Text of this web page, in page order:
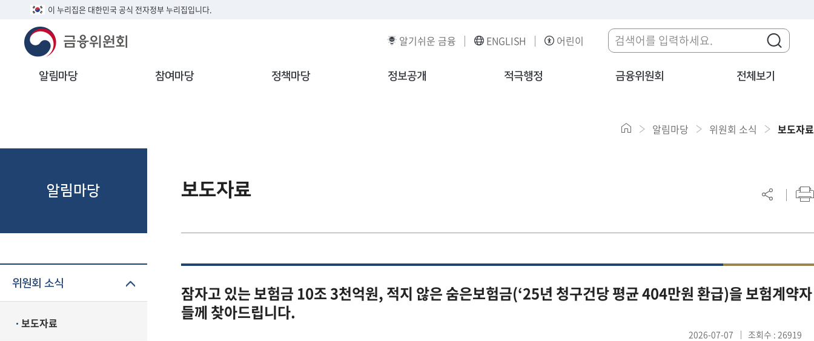
이 누리집은 대한민국 공식 전자정부 누리집입니다.
알기쉬운 금융 ENGLISH 어린이
알림마당 참여마당 정책마당 정보공개 적극행정 금융위원회 전체보기
알림마당
위원회 소식
보도자료
알림마당 위원회 소식 보도자료
보도자료
잠자고 있는 보험금 10조 3천억원, 적지 않은 숨은보험금(‘25년 청구건당 평균 404만원 환급)을 보험계약자
들께 찾아드립니다.
2026-07-07 조회수 : 26919